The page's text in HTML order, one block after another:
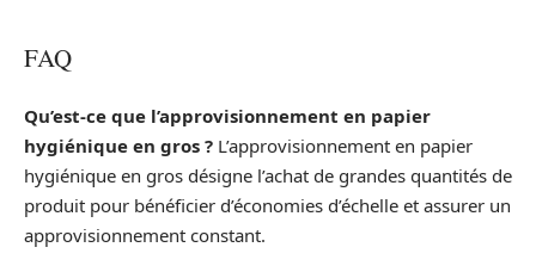
FAQ
Qu’est-ce que l’approvisionnement en papier
hygiénique en gros ? L’approvisionnement en papier
hygiénique en gros désigne l’achat de grandes quantités de
produit pour bénéficier d’économies d’échelle et assurer un
approvisionnement constant.